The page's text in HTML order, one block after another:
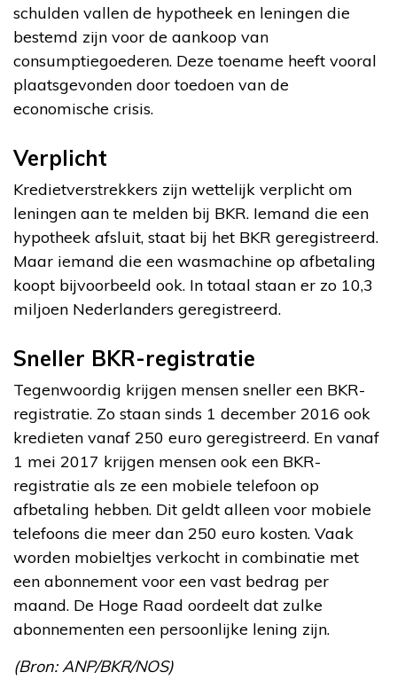
schulden vallen de hypotheek en leningen die
bestemd zijn voor de aankoop van
consumptiegoederen. Deze toename heeft vooral
plaatsgevonden door toedoen van de
economische crisis.
Verplicht
Kredietverstrekkers zijn wettelijk verplicht om
leningen aan te melden bij BKR. Iemand die een
hypotheek afsluit, staat bij het BKR geregistreerd.
Maar iemand die een wasmachine op afbetaling
koopt bijvoorbeeld ook. In totaal staan er zo 10,3
miljoen Nederlanders geregistreerd.
Sneller BKR-registratie
Tegenwoordig krijgen mensen sneller een BKR-
registratie. Zo staan sinds 1 december 2016 ook
kredieten vanaf 250 euro geregistreerd. En vanaf
1 mei 2017 krijgen mensen ook een BKR-
registratie als ze een mobiele telefoon op
afbetaling hebben. Dit geldt alleen voor mobiele
telefoons die meer dan 250 euro kosten. Vaak
worden mobieltjes verkocht in combinatie met
een abonnement voor een vast bedrag per
maand. De Hoge Raad oordeelt dat zulke
abonnementen een persoonlijke lening zijn.
(Bron: ANP/BKR/NOS)